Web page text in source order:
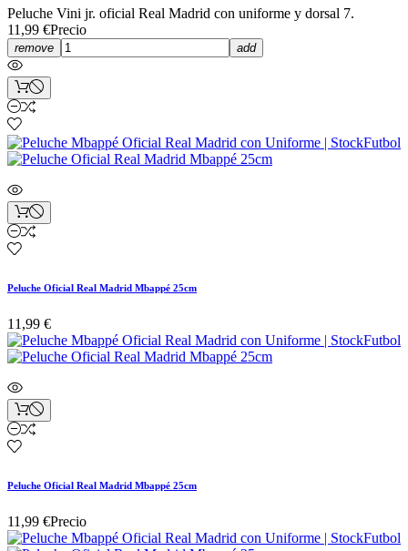
Peluche Vini jr. oficial Real Madrid con uniforme y dorsal 7.
11,99 €Precio
remove add
Peluche Oficial Real Madrid Mbappé 25cm
11,99 €
Peluche Oficial Real Madrid Mbappé 25cm
11,99 €Precio